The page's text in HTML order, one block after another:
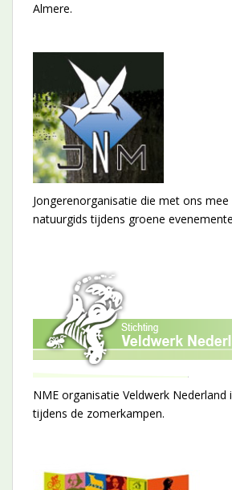
Almere.
Jongerenorganisatie die met ons
natuurgids tijdens groene
NME organisatie Veldwerk Nederland
tijdens de zomerkampen.